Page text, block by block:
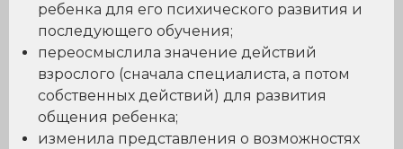
ребенка для его психического развития и
последующего обучения;
переосмыслила значение действий
взрослого (сначала специалиста, а потом
собственных действий) для развития
общения ребенка;
изменила представления о возможностях